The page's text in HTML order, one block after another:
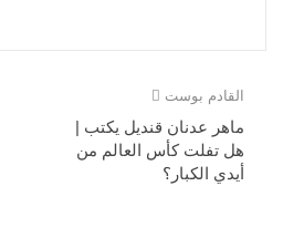
القادم بوست
ماهر عدنان قنديل يكتب |
هل تفلت كأس العالم من
أيدي الكبار؟